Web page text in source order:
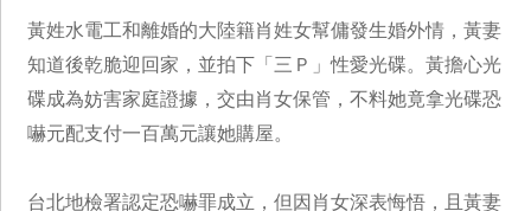
黃姓水電工和離婚的大陸籍肖姓女幫傭發生婚外情，黃妻
知道後乾脆迎回家，並拍下「三Ｐ」性愛光碟。黃擔心光
碟成為妨害家庭證據，交由肖女保管，不料她竟拿光碟恐
嚇元配支付一百萬元讓她購屋。
台北地檢署認定恐嚇罪成立，但因肖女深表悔悟，且黃妻